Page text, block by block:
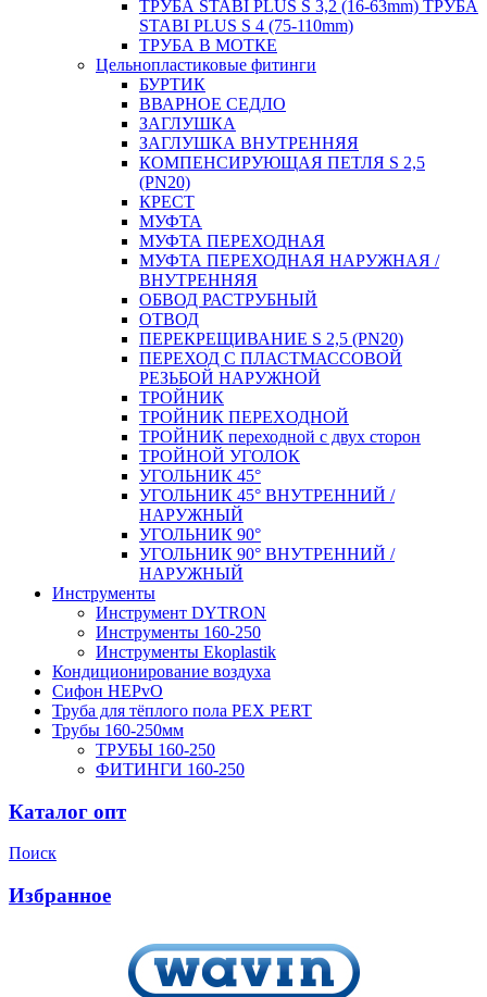
ТРУБА STABI PLUS S 3,2 (16-63mm) ТРУБА
STABI PLUS S 4 (75-110mm)
ТРУБА В МОТКЕ
Цельнопластиковые фитинги
БУРТИК
ВВАРНОЕ СЕДЛО
ЗАГЛУШКА
ЗАГЛУШКА ВНУТРЕННЯЯ
КОМПЕНСИРУЮЩАЯ ПЕТЛЯ S 2,5
(PN20)
КРЕСТ
МУФТА
МУФТА ПЕРЕХОДНАЯ
МУФТА ПЕРЕХОДНАЯ НАРУЖНАЯ /
ВНУТРЕННЯЯ
ОБВОД РАСТРУБНЫЙ
ОТВОД
ПЕРЕКРЕЩИВАНИЕ S 2,5 (PN20)
ПЕРЕХОД С ПЛАСТМАССОВОЙ
РЕЗЬБОЙ НАРУЖНОЙ
ТРОЙНИК
ТРОЙНИК ПЕРЕXОДНОЙ
ТРОЙНИК переходной с двух сторон
ТРОЙНОЙ УГОЛОК
УГОЛЬНИК 45°
УГОЛЬНИК 45° ВНУТРЕННИЙ /
НАРУЖНЫЙ
УГОЛЬНИК 90°
УГОЛЬНИК 90° ВНУТРЕННИЙ /
НАРУЖНЫЙ
Инструменты
Инструмент DYTRON
Инструменты 160-250
Инструменты Ekoplastik
Кондиционирование воздуха
Сифон HEPvO
Труба для тёплого пола PEX PERT
Трубы 160-250мм
ТРУБЫ 160-250
ФИТИНГИ 160-250
Каталог опт
Поиск
Избранное